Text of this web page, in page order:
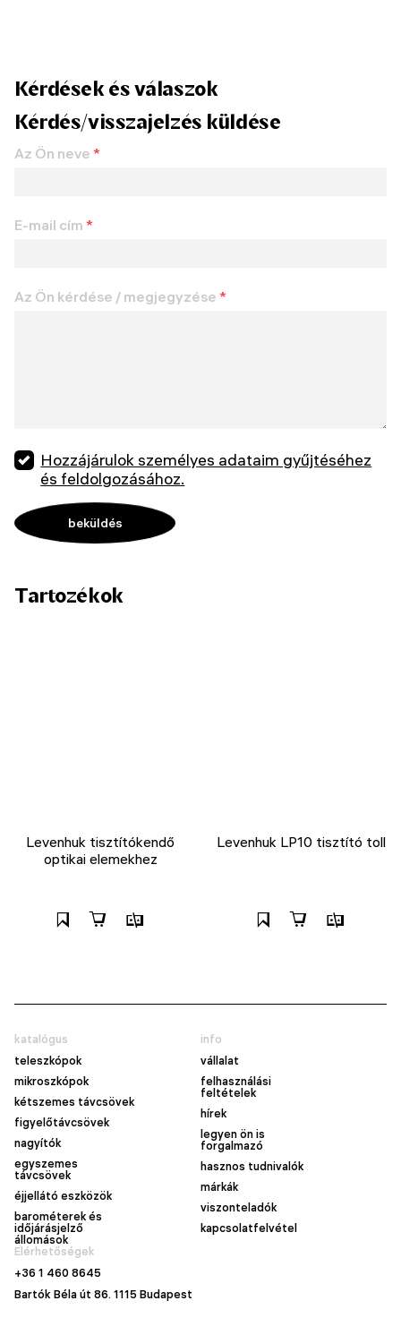
Kérdések és válaszok
Kérdés/visszajelzés küldése
Az Ön neve *
E-mail cím *
Az Ön kérdése / megjegyzése *
Hozzájárulok személyes adataim gyűjtéséhez
és feldolgozásához.
Tartozékok
Levenhuk tisztítókendő
optikai elemekhez
Levenhuk LP10 tisztító toll
katalógus
teleszkópok
mikroszkópok
kétszemes távcsövek
figyelőtávcsövek
nagyítók
egyszemes
távcsövek
éjjellátó eszközök
barométerek és
időjárásjelző
állomások
info
vállalat
felhasználási
feltételek
hírek
legyen ön is
forgalmazó
hasznos tudnivalók
márkák
viszonteladók
kapcsolatfelvétel
Elérhetőségek
+36 1 460 8645
Bartók Béla út 86. 1115 Budapest